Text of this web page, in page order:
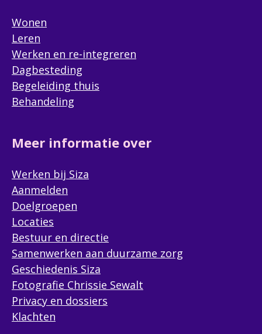
Wonen
Leren
Werken en re-integreren
Dagbesteding
Begeleiding thuis
Behandeling
Meer informatie over
Werken bij Siza
Aanmelden
Doelgroepen
Locaties
Bestuur en directie
Samenwerken aan duurzame zorg
Geschiedenis Siza
Fotografie Chrissie Sewalt
Privacy en dossiers
Klachten